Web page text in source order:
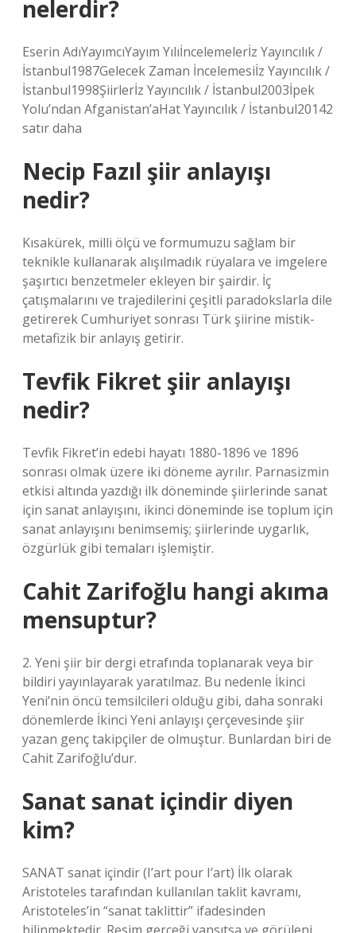
nelerdir?
Eserin AdıYayımcıYayım Yılıİncelemelerİz Yayıncılık /
İstanbul1987Gelecek Zaman İncelemesiİz Yayıncılık /
İstanbul1998Şiirlerİz Yayıncılık / İstanbul2003İpek
Yolu’ndan Afganistan’aHat Yayıncılık / İstanbul20142
satır daha
Necip Fazıl şiir anlayışı
nedir?
Kısakürek, milli ölçü ve formumuzu sağlam bir
teknikle kullanarak alışılmadık rüyalara ve imgelere
şaşırtıcı benzetmeler ekleyen bir şairdir. İç
çatışmalarını ve trajedilerini çeşitli paradokslarla dile
getirerek Cumhuriyet sonrası Türk şiirine mistik-
metafizik bir anlayış getirir.
Tevfik Fikret şiir anlayışı
nedir?
Tevfik Fikret’in edebi hayatı 1880-1896 ve 1896
sonrası olmak üzere iki döneme ayrılır. Parnasizmin
etkisi altında yazdığı ilk döneminde şiirlerinde sanat
için sanat anlayışını, ikinci döneminde ise toplum için
sanat anlayışını benimsemiş; şiirlerinde uygarlık,
özgürlük gibi temaları işlemiştir.
Cahit Zarifoğlu hangi akıma
mensuptur?
2. Yeni şiir bir dergi etrafında toplanarak veya bir
bildiri yayınlayarak yaratılmaz. Bu nedenle İkinci
Yeni’nin öncü temsilcileri olduğu gibi, daha sonraki
dönemlerde İkinci Yeni anlayışı çerçevesinde şiir
yazan genç takipçiler de olmuştur. Bunlardan biri de
Cahit Zarifoğlu’dur.
Sanat sanat içindir diyen
kim?
SANAT sanat içindir (I’art pour I’art) İlk olarak
Aristoteles tarafından kullanılan taklit kavramı,
Aristoteles’in “sanat taklittir” ifadesinden